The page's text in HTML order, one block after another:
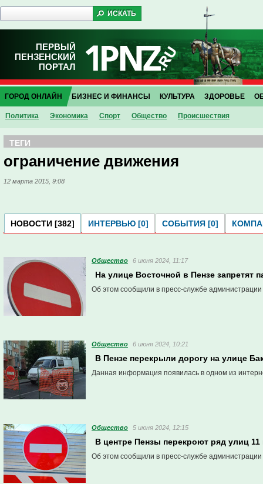
ПЕРВЫЙ
ПЕНЗЕНСКИЙ
ПОРТАЛ
ГОРОД ОНЛАЙН
Политика Экономика Спорт Общество Проиcшествия
БИЗНЕС И ФИНАНСЫ КУЛЬТУРА ЗДОРОВЬЕ
ТЕГИ
ограничение движения
12 марта 2015, 9:08
НОВОСТИ [382] ИНТЕРВЬЮ [0] СОБЫТИЯ [0]
Общество 6 июня 2024, 11:17
На улице Восточной в Пензе запретят
Об этом сообщили в пресс-службе
Общество 6 июня 2024, 10:21
В Пензе перекрыли дорогу на улице
Данная информация появилась в одном из
Общество 5 июня 2024, 12:15
В центре Пензы перекроют ряд улиц
Об этом сообщили в пресс-службе